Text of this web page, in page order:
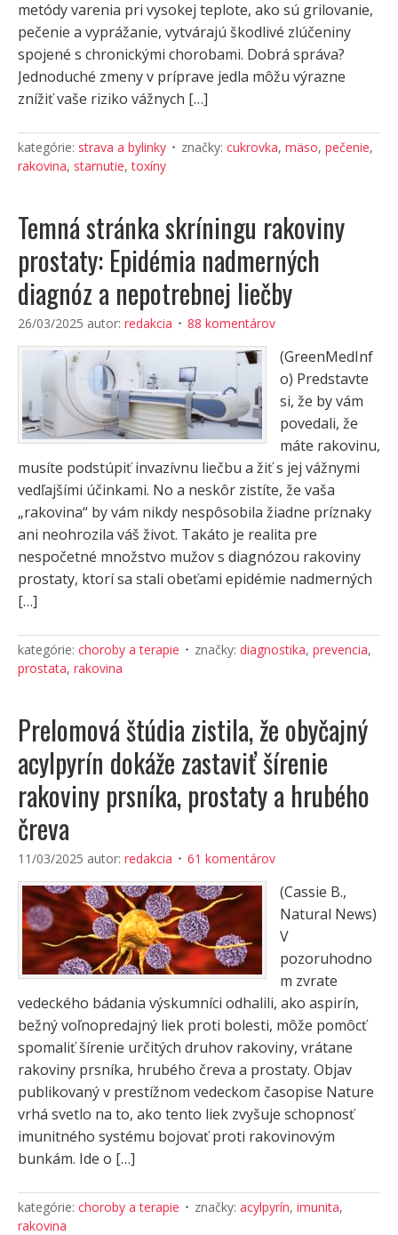
metódy varenia pri vysokej teplote, ako sú grilovanie,
pečenie a vyprážanie, vytvárajú škodlivé zlúčeniny
spojené s chronickými chorobami. Dobrá správa?
Jednoduché zmeny v príprave jedla môžu výrazne
znížiť vaše riziko vážnych […]
kategórie: strava a bylinky značky: cukrovka, mäso, pečenie,
rakovina, starnutie,toxíny
Temná stránka skríningu rakoviny
prostaty: Epidémia nadmerných
diagnóz a nepotrebnej liečby
26/03/2025 autor: redakcia 88 komentárov
(GreenMedInf
o) Predstavte
si, že by vám
povedali, že
máte rakovinu,
musíte podstúpiť invazívnu liečbu a žiť s jej vážnymi
vedľajšími účinkami. No a neskôr zistíte, že vaša
„rakovina“ by vám nikdy nespôsobila žiadne príznaky
ani neohrozila váš život. Takáto je realita pre
nespočetné množstvo mužov s diagnózou rakoviny
prostaty, ktorí sa stali obeťami epidémie nadmerných
[…]
kategórie: choroby a terapie značky: diagnostika, prevencia,
prostata, rakovina
Prelomová štúdia zistila, že obyčajný
acylpyrín dokáže zastaviť šírenie
rakoviny prsníka, prostaty a hrubého
čreva
11/03/2025 autor: redakcia 61 komentárov
(Cassie B.,
Natural News)
V
pozoruhodno
m zvrate
vedeckého bádania výskumníci odhalili, ako aspirín,
bežný voľnopredajný liek proti bolesti, môže pomôcť
spomaliť šírenie určitých druhov rakoviny, vrátane
rakoviny prsníka, hrubého čreva a prostaty. Objav
publikovaný v prestížnom vedeckom časopise Nature
vrhá svetlo na to, ako tento liek zvyšuje schopnosť
imunitného systému bojovať proti rakovinovým
bunkám. Ide o […]
kategórie: choroby a terapie značky: acylpyrín, imunita,
rakovina